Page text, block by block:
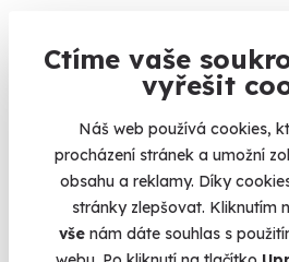
Ctíme vaše
vyřešit
Náš web používá cookies,
procházení stránek a umožní
obsahu a reklamy. Díky
stránky zlepšovat. Kliknutím
vše nám dáte souhlas s
Zobrazit zážitky na mapě
Letošní hvězdy mezi zážitky,
radost nejen pod stromečkem.
měsíců. Vyměnit ho můžete po
peněz je taky možné až do 60 dnů.
pojištění storna zážitku umíme také.
navíc dostanete originální deskovku